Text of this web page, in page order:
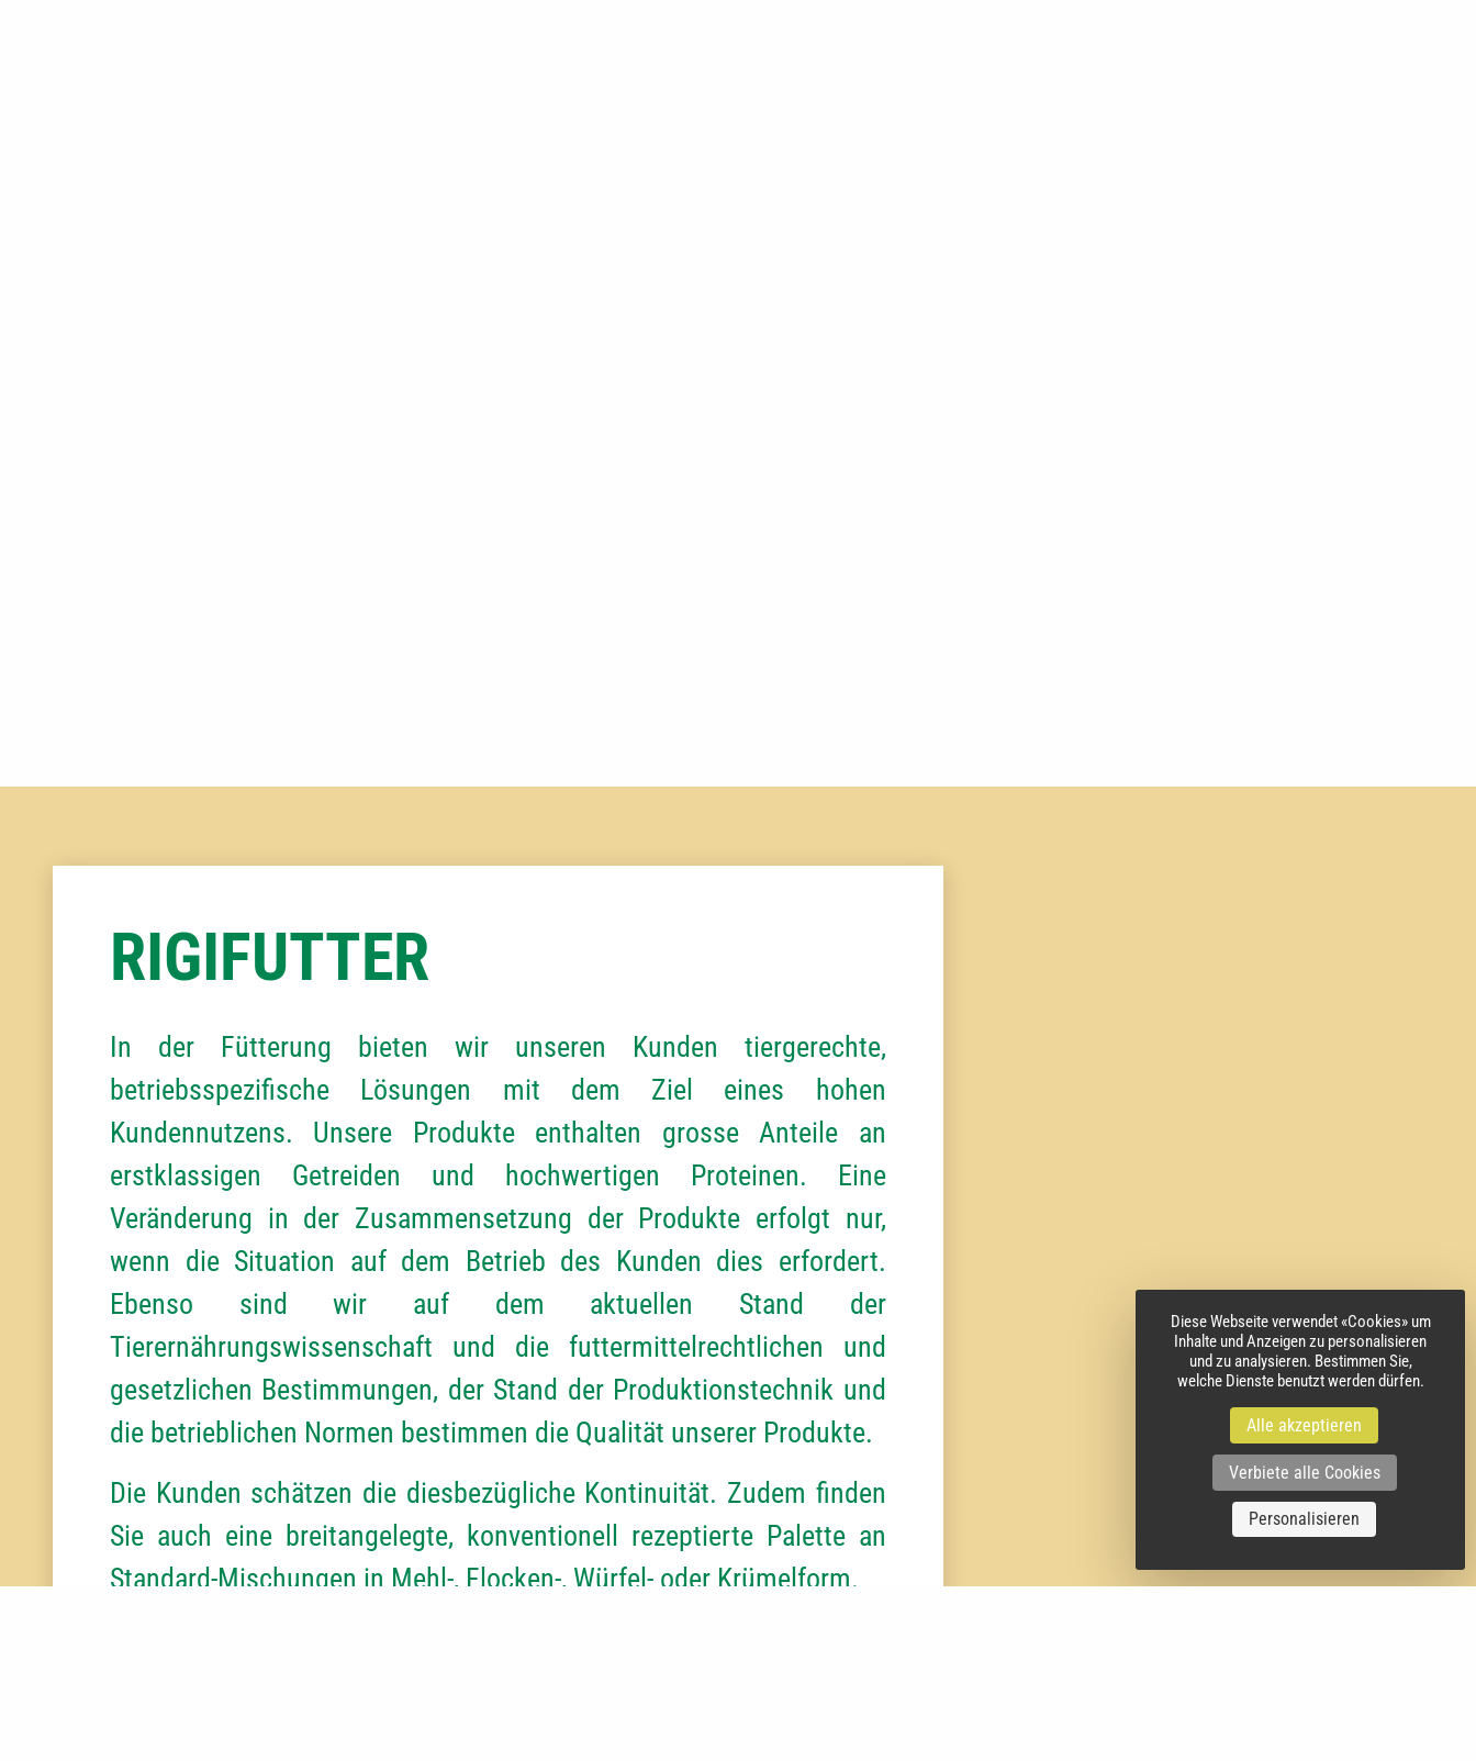
RIGIFUTTER
In der Fütterung bieten wir unseren Kunden tiergerechte,
betriebsspezifische Lösungen mit dem Ziel eines hohen
Kundennutzens. Unsere Produkte enthalten grosse Anteile an
erstklassigen Getreiden und hochwertigen Proteinen. Eine
Veränderung in der Zusammensetzung der Produkte erfolgt nur,
wenn die Situation auf dem Betrieb des Kunden dies erfordert.
Ebenso sind wir auf dem aktuellen Stand der
Tierernährungswissenschaft und die futtermittelrechtlichen und
gesetzlichen Bestimmungen, der Stand der Produktionstechnik und
die betrieblichen Normen bestimmen die Qualität unserer Produkte.
Die Kunden schätzen die diesbezügliche Kontinuität. Zudem finden
Sie auch eine breitangelegte, konventionell rezeptierte Palette an
Standard-Mischungen in Mehl-, Flocken-, Würfel- oder Krümelform.
Diese Webseite verwendet «Cookies» um
Inhalte und Anzeigen zu personalisieren
und zu analysieren. Bestimmen Sie,
welche Dienste benutzt werden dürfen.
Alle akzeptieren
Verbiete alle Cookies
Personalisieren